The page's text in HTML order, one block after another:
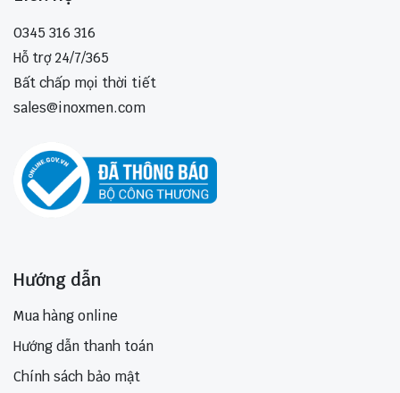
0345 316 316
Hỗ trợ 24/7/365
Bất chấp mọi thời tiết
sales@inoxmen.com
Hướng dẫn
Mua hàng online
Hướng dẫn thanh toán
Chính sách bảo mật